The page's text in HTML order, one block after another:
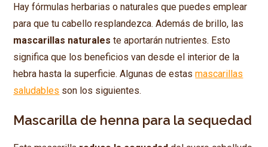
Hay fórmulas herbarias o naturales que puedes emplear
para que tu cabello resplandezca. Además de brillo, las
mascarillas naturales te aportarán nutrientes. Esto
significa que los beneficios van desde el interior de la
hebra hasta la superficie. Algunas de estasmascarillas
saludables son los siguientes.
Mascarilla de henna para la sequedad